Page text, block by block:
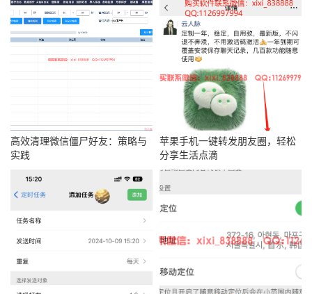
高效清理微信僵尸好友：策略与
实践
苹果手机一键转发朋友圈，轻松
分享生活点滴